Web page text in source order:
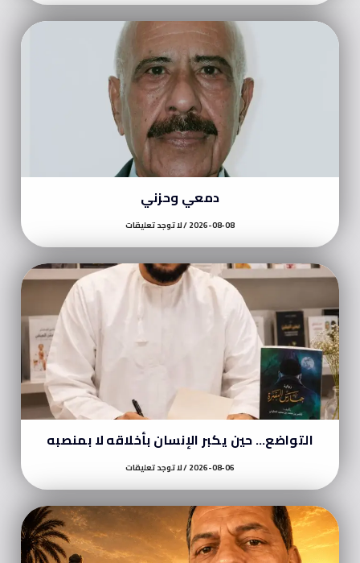
دمعي وحزني
2026-08-08 لا توجد تعليقات
التواضع… حين يكبر الإنسان بأخلاقه لا بمنصبه
2026-08-06 لا توجد تعليقات